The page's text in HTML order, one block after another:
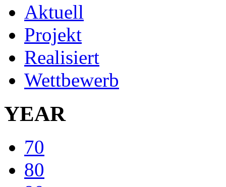
Aktuell
Projekt
Realisiert
Wettbewerb
YEAR
70
80